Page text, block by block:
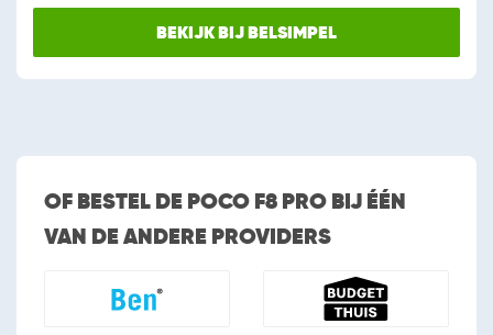
BEKIJK BIJ BELSIMPEL
OF BESTEL DE POCO F8 PRO BIJ ÉÉN
VAN DE ANDERE PROVIDERS